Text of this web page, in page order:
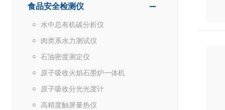
食品安全检测仪
水中总有机碳分析仪
肉类系水力测试仪
石油密度测定仪
原子吸收火焰石墨炉一体机
原子吸收分光光度计
高精度触屏量热仪